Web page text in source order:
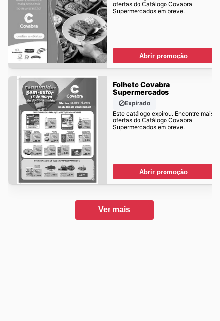
ofertas do Catálogo Covabra
Supermercados em breve.
Abrir promoção
Folheto Covabra
Supermercados
Expirado
Este catálogo expirou. Encontre mais
ofertas do Catálogo Covabra
Supermercados em breve.
Abrir promoção
Ver mais